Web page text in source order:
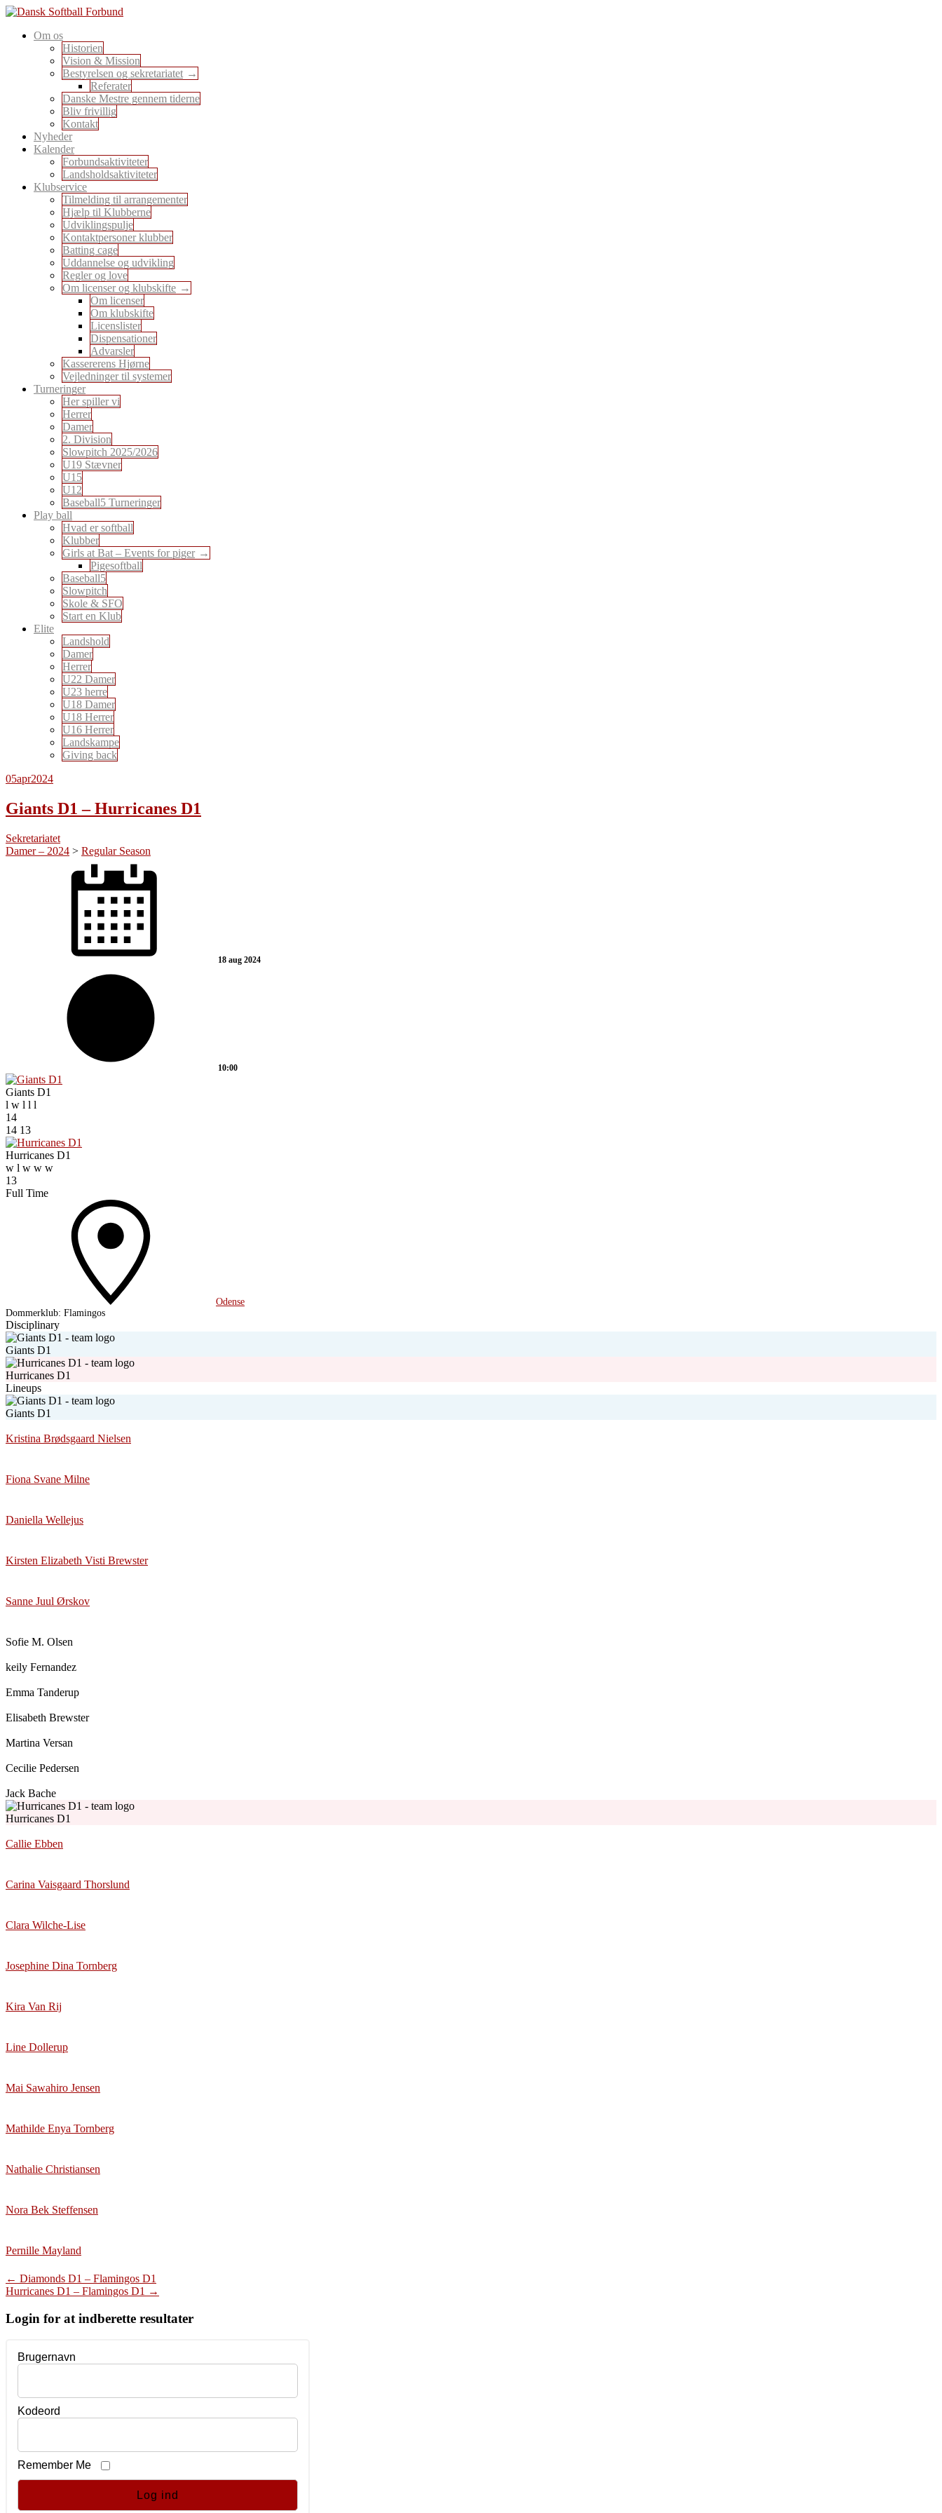
Skip
content
Dansk Softball Forbund
En sport for alle
Om os
Historien
Vision & Mission
Bestyrelsen og sekretariatet
Referater
Danske Mestre gennem tiderne
Bliv frivillig
Kontakt
Nyheder
Kalender
Forbundsaktiviteter
Landsholdsaktiviteter
Klubservice
Tilmelding til arrangementer
Hjælp til Klubberne
Udviklingspulje
Kontaktpersoner klubber
Batting cage
Uddannelse og udvikling
Regler og love
Om licenser og klubskifte
Om licenser
Om klubskifte
Licenslister
Dispensationer
Advarsler
Kassererens Hjørne
Vejledninger til systemer
Turneringer
Her spiller vi
Herrer
Damer
2. Division
Slowpitch 2025/2026
U19 Stævner
U15
U12
Baseball5 Turneringer
Play ball
Hvad er softball
Klubber
Girls at Bat – Events for piger
Pigesoftball
Baseball5
Slowpitch
Skole & SFO
Start en Klub
Elite
Landshold
Damer
Herrer
U22 Damer
U23 herre
U18 Damer
U18 Herrer
U16 Herrer
Landskampe
Giving back
05apr2024
Giants D1 – Hurricanes D1
Sekretariatet
Damer – 2024 > Regular Season
18 aug 2024
10:00
Giants D1
l w l l l
14
14 13
Hurricanes D1
w l w w w
13
Full Time
Odense
Dommerklub: Flamingos
Disciplinary
Giants D1
Hurricanes D1
Lineups
Giants D1
Kristina Brødsgaard Nielsen
Fiona Svane Milne
Daniella Wellejus
Kirsten Elizabeth Visti Brewster
Sanne Juul Ørskov
Sofie M. Olsen
keily Fernandez
Emma Tanderup
Elisabeth Brewster
Martina Versan
Cecilie Pedersen
Jack Bache
Hurricanes D1
Callie Ebben
Carina Vaisgaard Thorslund
Clara Wilche-Lise
Josephine Dina Tornberg
Kira Van Rij
Line Dollerup
Mai Sawahiro Jensen
Mathilde Enya Tornberg
Nathalie Christiansen
Nora Bek Steffensen
Pernille Mayland
Post
navigation
← Diamonds D1 – Flamingos D1
Hurricanes D1 – Flamingos D1 →
Login for at indberette resultater
Brugernavn
Kodeord
Remember Me